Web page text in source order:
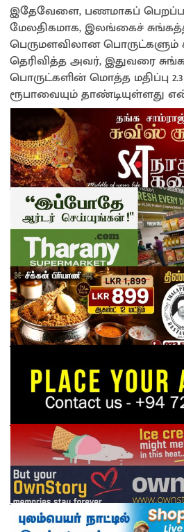
இதேவேளை, பணமாகப்
மேலதிகமாக, இலங்கைச்
பெருமளவிலான பொருட்களும்
தெரிவித்த அவர், இதுவரை
பொருட்களின் மொத்த மதிப்பு
ரூபாவையும் தாண்டியுள்ளது